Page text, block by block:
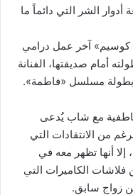
الشر التي دائماً ما
كوسيم» آخر عمل درامي
أمام صديقتها، الفنانة
بطولة مسلسل «فاطمة».
عاطفية مع شاب يُدعى
عاماً، وعلى الرغم من الانتقادات التي
إلا أنها تظهر معه في
الكاميرات التي
من زواج سابق.